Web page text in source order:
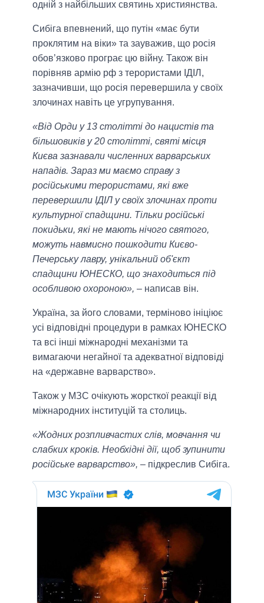
одній з найбільших святинь християнства.
Сибіга впевнений, що путін «має бути
проклятим на віки» та зауважив, що росія
обов’язково програє цю війну. Також він
порівняв армію рф з терористами ІДІЛ,
зазначивши, що росія перевершила у своїх
злочинах навіть це угрупування.
«Від Орди у 13 столітті до нацистів та
більшовиків у 20 столітті, святі місця
Києва зазнавали численних варварських
нападів. Зараз ми маємо справу з
російськими терористами, які вже
перевершили ІДІЛ у своїх злочинах проти
культурної спадщини. Тільки російські
покидьки, які не мають нічого святого,
можуть навмисно пошкодити Києво-
Печерську лавру, унікальний об'єкт
спадщини ЮНЕСКО, що знаходиться під
особливою охороною», – написав він.
Україна, за його словами, терміново ініціює
усі відповідні процедури в рамках ЮНЕСКО
та всі інші міжнародні механізми та
вимагаючи негайної та адекватної відповіді
на «державне варварство».
Також у МЗС очікують жорсткої реакції від
міжнародних інституцій та столиць.
«Жодних розпливчастих слів, мовчання чи
слабких кроків. Необхідні дії, щоб зупинити
російське варварство», – підкреслив Сибіга.